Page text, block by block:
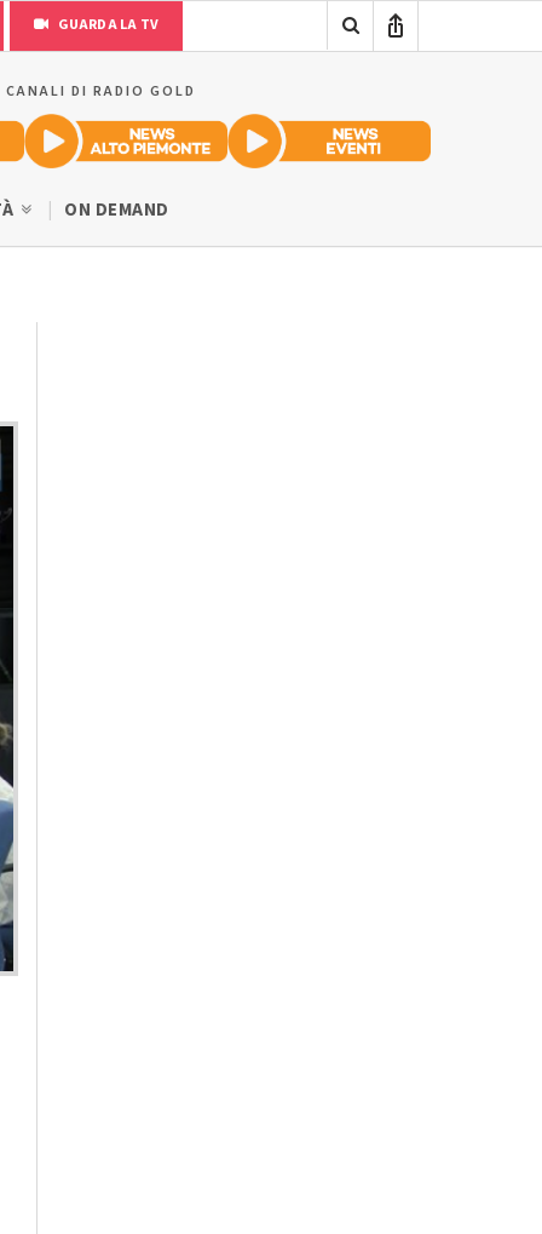
GUARDA LA TV
DI RADIO GOLD
ON DEMAND